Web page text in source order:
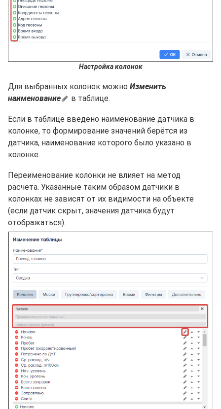
Настройка колонок
Для выбранных колонок можно Изменить
наименование
в таблице.
Если в таблице введено наименование датчика в
колонке, то формирование значений берётся из
датчика, наименование которого было указано в
колонке.
Переименование колонки не влияет на метод
расчета. Указанные таким образом датчики в
колонках не зависят от их видимости на объекте
(если датчик скрыт, значения датчика будут
отображаться).